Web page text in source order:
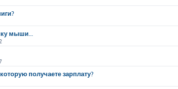
мыши...
получаете зарплату?